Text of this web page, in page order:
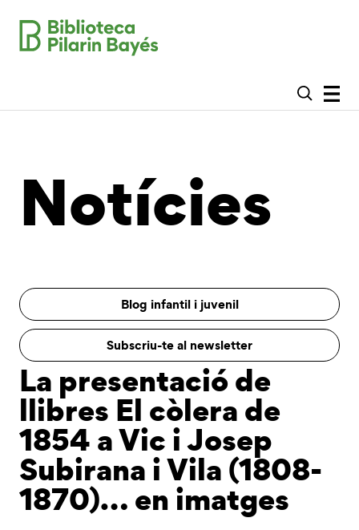
Notícies
Blog infantil i juvenil
Subscriu-te al newsletter
La presentació de
llibres El còlera de
1854 a Vic i Josep
Subirana i Vila (1808-
1870)… en imatges